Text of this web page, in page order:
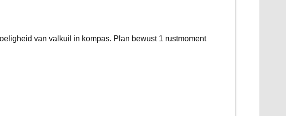
van valkuil in kompas. Plan bewust 1 rustmoment